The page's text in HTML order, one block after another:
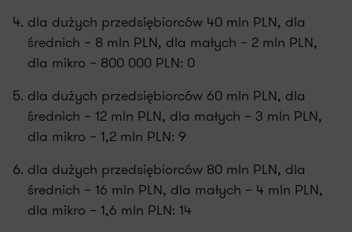
dla dużych przedsiębiorców 40 mln PLN, dla
średnich – 8 mln PLN, dla małych – 2 mln PLN,
dla mikro – 800 000 PLN: 0
dla dużych przedsiębiorców 60 mln PLN, dla
średnich – 12 mln PLN, dla małych – 3 mln PLN,
dla mikro – 1,2 mln PLN: 9
dla dużych przedsiębiorców 80 mln PLN, dla
średnich – 16 mln PLN, dla małych – 4 mln PLN,
dla mikro – 1,6 mln PLN: 14